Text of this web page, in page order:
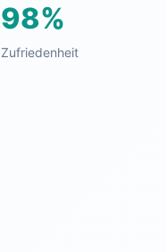
98%
Zufriedenheit